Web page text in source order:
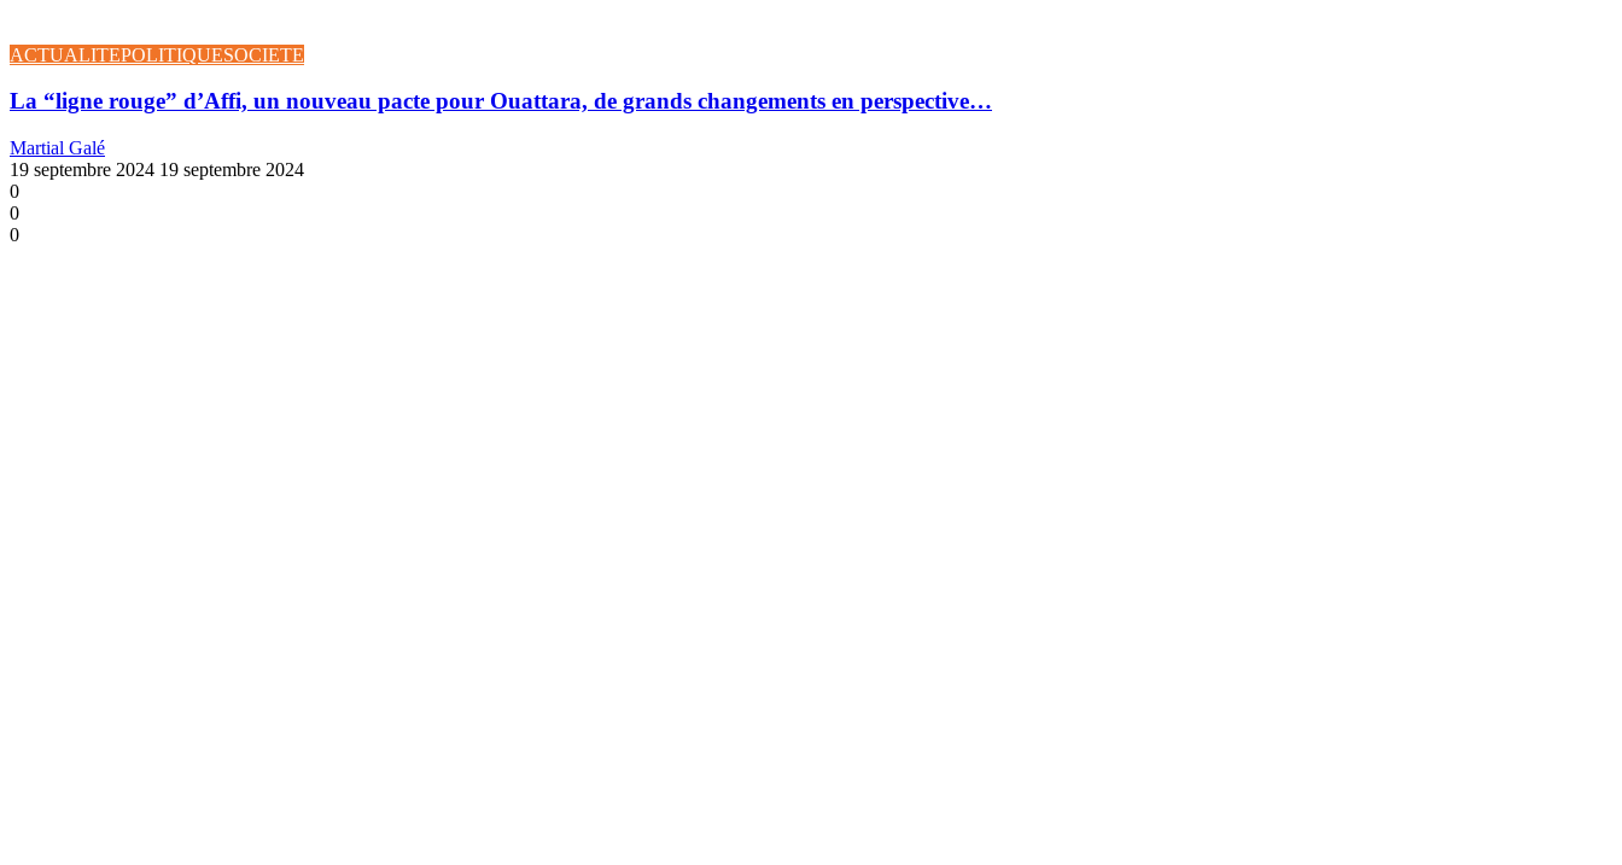
ACTUALITEPOLITIQUESOCIETE
La “ligne rouge” d’Affi, un nouveau pacte pour Ouattara, de grands changements en perspective…
Martial Galé
19 septembre 2024 19 septembre 2024
0
0
0